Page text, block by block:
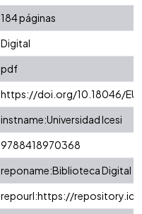
184 páginas
Digital
pdf
https://doi.org/10.18046/
instname:Universidad Icesi
9788418970368
reponame:Biblioteca Digital
repourl:https://